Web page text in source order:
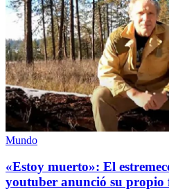
Mundo
«Estoy muerto»: El
youtuber anunció su propio